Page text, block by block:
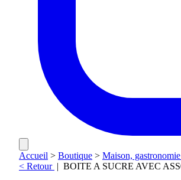
Accueil > Boutique > Maison,
< Retour | BOITE A SUCRE AVEC